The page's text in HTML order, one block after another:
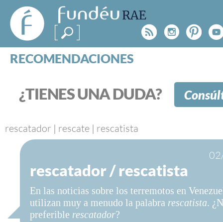
FundéuRAE
- Fundación
del Español
Urgente
Rss
RECOMENDACIONES
CATEGORÍAS
ESPECIALES
BLOG
NOTICIAS
SOBRE LA FUNDÉURAE
FundéuRAE es una fundación patrocinada por la
el buen uso del español en los medios de
Internet.
¿TIENES UNA DUDA?
rescatador | rescate | rescatista
rescatador / rescatista
En las noticias sobre los terremotos en
utilizan muy a menudo la palabra rescatista.
preferible rescatador?